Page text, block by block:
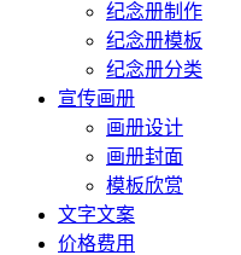
纪念册制作
纪念册模板
纪念册分类
宣传画册
画册设计
画册封面
模板欣赏
文字文案
价格费用